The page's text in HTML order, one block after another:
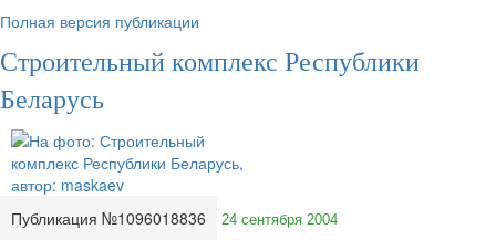
Полная версия публикации
Строительный комплекс Республики
Беларусь
Публикация №1096018836 24 сентября 2004